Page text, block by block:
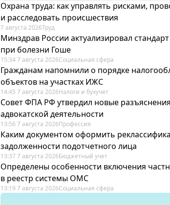
Охрана труда: как управлять рисками,
и расследовать происшествия
7 августа 2026Труд
Минздрав России актуализировал
при болезни Гоше
15:34 7 августа 2026Социальная сфера
Гражданам напомнили о порядке
объектов на участках ИЖС
14:45 7 августа 2026Налоги и бухучет
Совет ФПА РФ утвердил новые
адвокатской деятельности
13:56 7 августа 2026Профессия
Каким документом оформить
задолженности подотчетного лица
13:37 7 августа 2026Бюджетный учет
Определены особенности включения
в реестр системы ОМС
13:19 7 августа 2026Социальная сфера